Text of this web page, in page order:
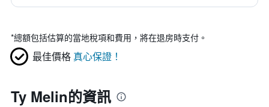
*總額包括估算的當地稅項和費用，將在退房時支付。
最佳價格 真心保證！
Ty Melin的資訊